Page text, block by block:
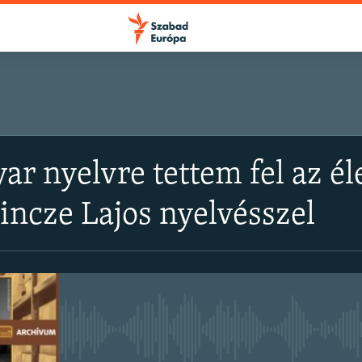
Apple Podcasts
nyelvre tettem fel az
Lajos nyelvésszel
Apple Podcasts